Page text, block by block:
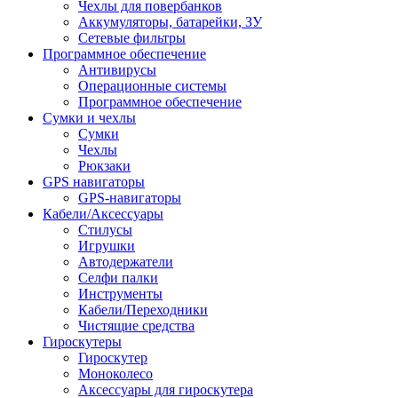
Чехлы для повербанков
Аккумуляторы, батарейки, ЗУ
Сетевые фильтры
Программное обеспечение
Антивирусы
Операционные системы
Программное обеспечение
Сумки и чехлы
Сумки
Чехлы
Рюкзаки
GPS навигаторы
GPS-навигаторы
Кабели/Аксессуары
Стилусы
Игрушки
Автодержатели
Селфи палки
Инструменты
Кабели/Переходники
Чистящие средства
Гироскутеры
Гироскутер
Моноколесо
Аксессуары для гироскутера